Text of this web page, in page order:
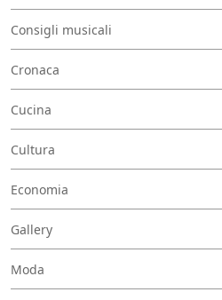
Consigli musicali
Cronaca
Cucina
Cultura
Economia
Gallery
Moda